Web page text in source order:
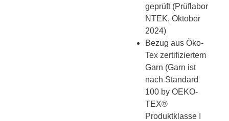
geprüft (Prüflabor
NTEK, Oktober
2024)
Bezug aus Öko-
Tex zertifiziertem
Garn (Garn ist
nach Standard
100 by OEKO-
TEX®
Produktklasse I